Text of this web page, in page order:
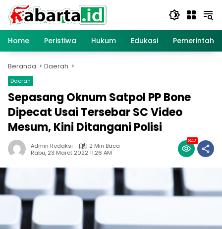
Langsung
konten
Home
Peristiwa Hukum Edukasi
Beranda Daerah
Daerah
Sepasang Oknum Satpol PP Bone
Dipecat Usai Tersebar SC Video
Mesum, Kini Ditangani Polisi
Admin Redaksi
2 Min Baca
Rabu, 23 Maret 2022 11:26 AM
842